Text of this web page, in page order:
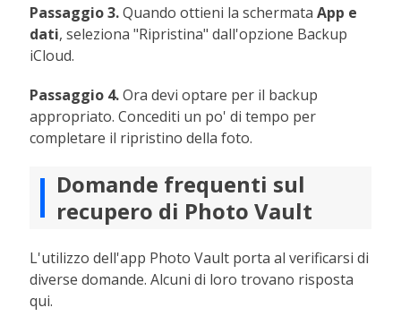
Passaggio 3.Quando ottieni la schermataApp e
dati, seleziona "Ripristina" dall'opzione Backup
iCloud.
Passaggio 4.Ora devi optare per il backup
appropriato. Concediti un po' di tempo per
completare il ripristino della foto.
Domande frequenti sul
recupero di Photo Vault
L'utilizzo dell'app Photo Vault porta al verificarsi di
diverse domande. Alcuni di loro trovano risposta
qui.